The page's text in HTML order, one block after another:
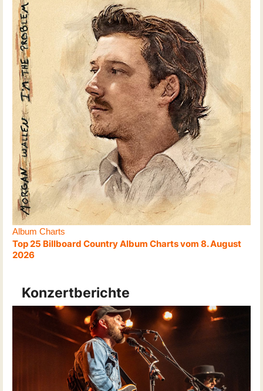
Album Charts
Top 25 Billboard Country Album Charts vom 8. August
2026
Konzertberichte